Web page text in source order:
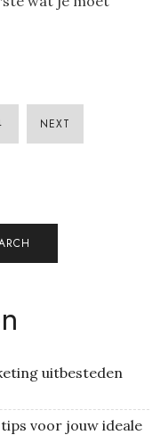
NEXT
uitbesteden
voor jouw ideale